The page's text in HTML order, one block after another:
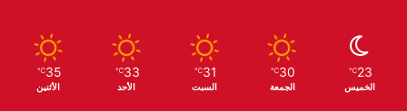
23
℃
الخميس
30
℃
الجمعة
31
℃
السبت
33
℃
الأحد
35
℃
الأثنين